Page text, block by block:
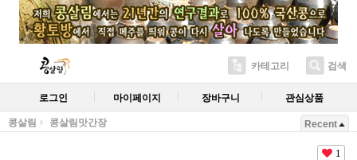
카테고리 검색
로그인 마이페이지 장바구니 관심상품
콩살림 콩살림맛간장 Recent
1